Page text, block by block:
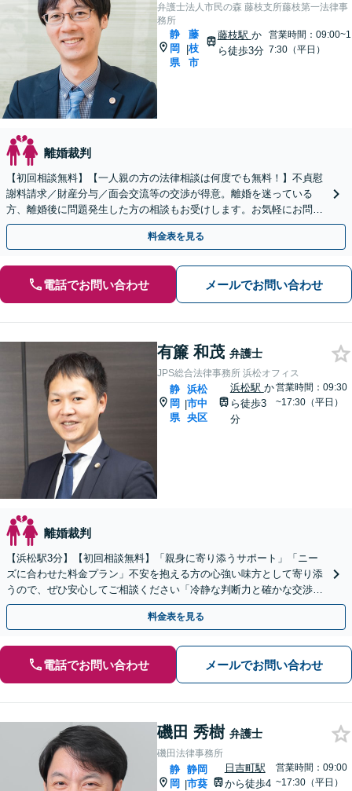
弁護士法人市民の森 藤枝支所藤枝第一法律事
務所
静
岡
県
|
藤
枝
市
藤枝駅 か
ら徒歩3分
営業時間：09:00~1
7:30（平日）
離婚裁判
【初回相談無料】【一人親の方の法律相談は何度でも無料！】不貞慰
謝料請求／財産分与／面会交流等の交渉が得意。離婚を迷っている
方、離婚後に問題発生した方の相談もお受けします。お気軽にお問い
合わせください【完全個室相談】【藤枝駅1分】
料金表を見る
電話でお問い合わせ メールでお問い合わせ
有簾 和茂 弁護士
JPS総合法律事務所 浜松オフィス
静
岡
県
|
浜松
市中
央区
浜松駅 か
ら徒歩3
分
営業時間：09:30
~17:30（平日）
離婚裁判
【浜松駅3分】【初回相談無料】「親身に寄り添うサポート」「ニー
ズに合わせた料金プラン」不安を抱える方の心強い味方として寄り添
うので、ぜひ安心してご相談ください「冷静な判断力と確かな交渉力
で、あなたの権利を守ります」【休日・夜間相談可】
料金表を見る
電話でお問い合わせ メールでお問い合わせ
磯田 秀樹 弁護士
磯田法律事務所
静
岡 |
静岡
市葵
日吉町駅
から徒歩4
営業時間：09:00
~17:30（平日）